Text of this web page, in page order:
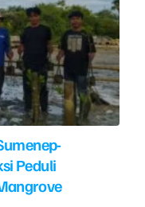
Peduli